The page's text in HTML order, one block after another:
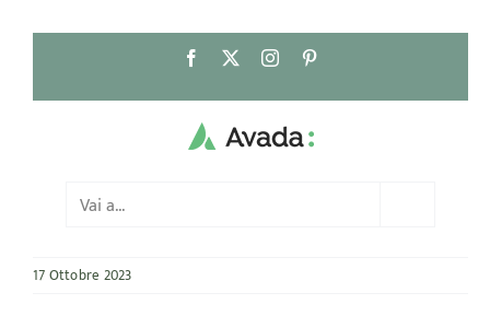
contenuto
Facebook Instagram
Vai a...
17 Ottobre 2023